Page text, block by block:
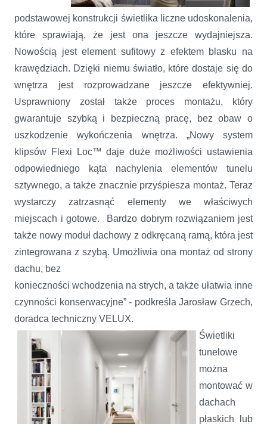
podstawowej konstrukcji świetlika liczne udoskonalenia,
które sprawiają, że jest ona jeszcze wydajniejsza.
Nowością jest element sufitowy z efektem blasku na
krawędziach. Dzięki niemu światło, które dostaje się do
wnętrza jest rozprowadzane jeszcze efektywniej.
Usprawniony został także proces montażu, który
gwarantuje szybką i bezpieczną pracę, bez obaw o
uszkodzenie wykończenia wnętrza. „Nowy system
klipsów Flexi Loc™ daje duże możliwości ustawienia
odpowiedniego kąta nachylenia elementów tunelu
sztywnego, a także znacznie przyśpiesza montaż. Teraz
wystarczy zatrzasnąć elementy we właściwych
miejscach i gotowe. Bardzo dobrym rozwiązaniem jest
także nowy moduł dachowy z odkręcaną ramą, która jest
zintegrowana z szybą. Umożliwia ona montaż od strony
dachu, bez
konieczności wchodzenia na strych, a także ułatwia inne
czynności konserwacyjne” - podkreśla Jarosław Grzech,
doradca techniczny VELUX.
Świetliki
tunelowe
można
montować w
dachach
płaskich lub